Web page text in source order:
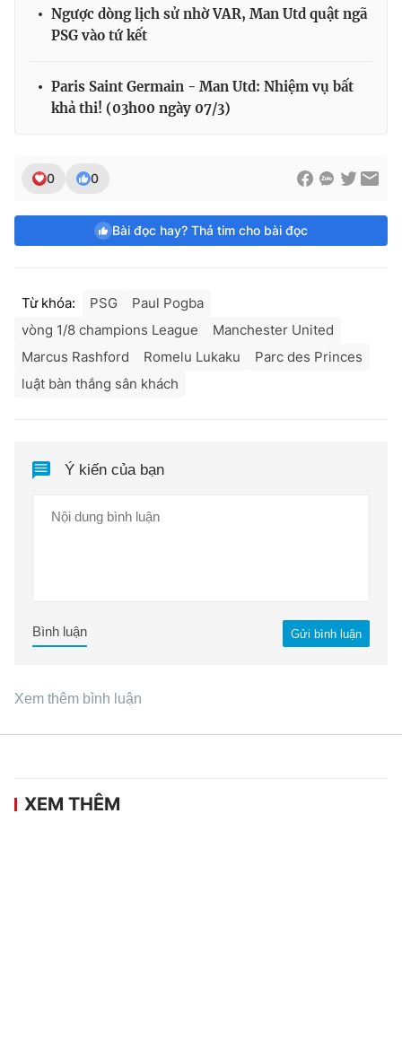
Ngược dòng lịch sử nhờ VAR, Man Utd quật ngã
PSG vào tứ kết
Paris Saint Germain - Man Utd: Nhiệm vụ bất
khả thi! (03h00 ngày 07/3)
0 0
Bài đọc hay? Thả tim cho bài đọc
Từ khóa: PSG
Paul Pogba
vòng 1/8 champions League
Manchester United
Marcus Rashford
Romelu Lukaku
Parc des Princes
luật bàn thắng sân khách
Ý kiến của bạn
Gửi bình luận
Bình luận
Xem thêm bình luận
XEM THÊM